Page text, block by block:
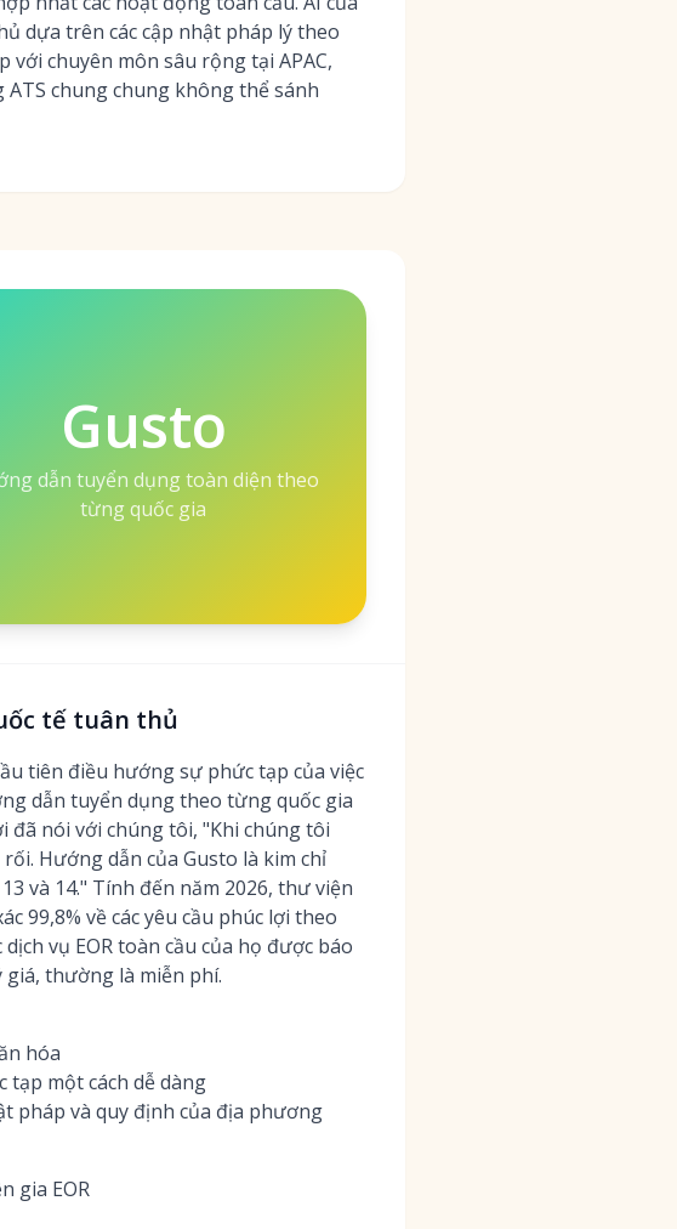
dựa trên các cập nhật pháp lý theo
chuyên môn sâu rộng tại APAC,
ATS chung chung không thể sánh
Gusto
dẫn tuyển dụng toàn diện theo
từng quốc gia
tế tuân thủ
tiên điều hướng sự phức tạp của việc
dẫn tuyển dụng theo từng quốc gia
đã nói với chúng tôi, "Khi chúng tôi
Hướng dẫn của Gusto là kim chỉ
và 14." Tính đến năm 2026, thư viện
99,8% về các yêu cầu phúc lợi theo
vụ EOR toàn cầu của họ được báo
thường là miễn phí.
hóa
một cách dễ dàng
pháp và quy định của địa phương
gia EOR